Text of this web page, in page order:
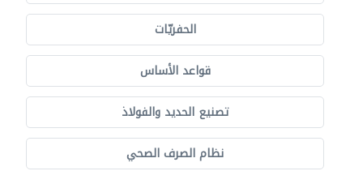
الحفريّات
قواعد الأساس
تصنيع الحديد والفولاذ
نظام الصرف الصحي